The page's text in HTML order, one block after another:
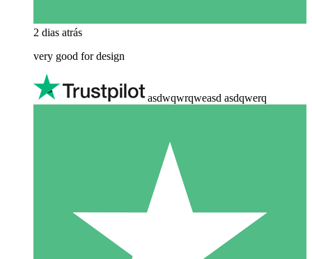
2 dias atrás
very good for design
asdwqwrqweasd asdqwerq